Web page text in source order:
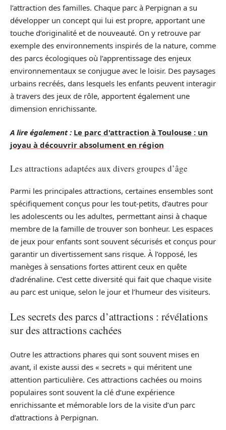
l’attraction des familles. Chaque parc à Perpignan a su
développer un concept qui lui est propre, apportant une
touche d’originalité et de nouveauté. On y retrouve par
exemple des environnements inspirés de la nature, comme
des parcs écologiques où l’apprentissage des enjeux
environnementaux se conjugue avec le loisir. Des paysages
urbains recréés, dans lesquels les enfants peuvent interagir
à travers des jeux de rôle, apportent également une
dimension enrichissante.
A lire également : Le parc d'attraction à Toulouse : un
joyau à découvrir absolument en région
Les attractions adaptées aux divers groupes d’âge
Parmi les principales attractions, certaines ensembles sont
spécifiquement conçus pour les tout-petits, d’autres pour
les adolescents ou les adultes, permettant ainsi à chaque
membre de la famille de trouver son bonheur. Les espaces
de jeux pour enfants sont souvent sécurisés et conçus pour
garantir un divertissement sans risque. À l’opposé, les
manèges à sensations fortes attirent ceux en quête
d’adrénaline. C’est cette diversité qui fait que chaque visite
au parc est unique, selon le jour et l’humeur des visiteurs.
Les secrets des parcs d’attractions : révélations
sur des attractions cachées
Outre les attractions phares qui sont souvent mises en
avant, il existe aussi des « secrets » qui méritent une
attention particulière. Ces attractions cachées ou moins
populaires sont souvent la clé d’une expérience
enrichissante et mémorable lors de la visite d’un parc
d’attractions à Perpignan.